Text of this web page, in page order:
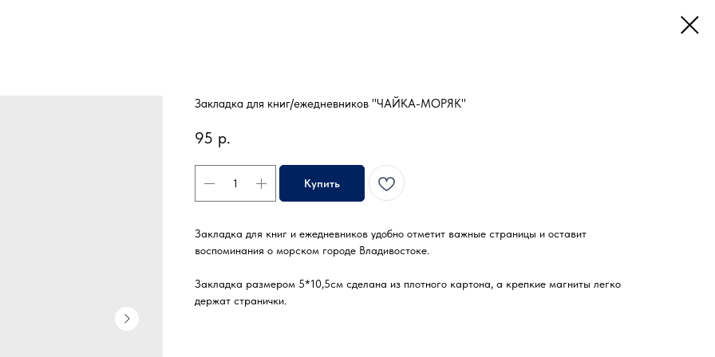
Закладка для книг/ежедневников "ЧАЙКА-МОРЯК"
95 р.
Купить
Закладка для книг и ежедневников удобно отметит важные страницы и оставит
воспоминания о морском городе Владивостоке.
Закладка размером 5*10,5см сделана из плотного картона, а крепкие магниты легко
держат странички.